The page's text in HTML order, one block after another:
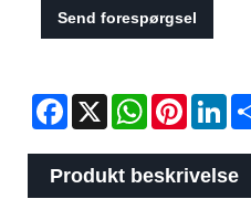
Send forespørgsel
Facebook
X WhatsAppPinterest
Produkt beskrivelse